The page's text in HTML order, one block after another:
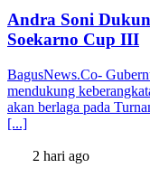
Andra Soni
Soekarno Cup III
BagusNews.Co-
mendukung
akan berlaga pada
[...]
2 hari ago